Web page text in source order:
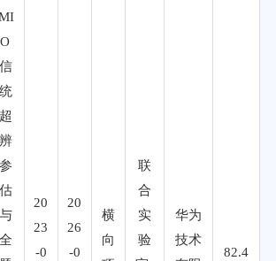
20
23
-0
20
26
-0
横
向
联
合
实
验
华为
技术
82.4